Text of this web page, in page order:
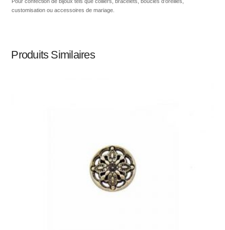
customisation ou accessoires de mariage.
Produits Similaires